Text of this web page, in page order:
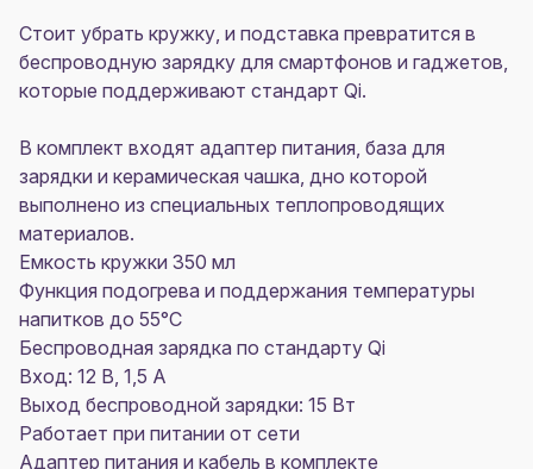
Стоит убрать кружку, и подставка превратится в
беспроводную зарядку для смартфонов и гаджетов,
которые поддерживают стандарт Qi.
В комплект входят адаптер питания, база для
зарядки и керамическая чашка, дно которой
выполнено из специальных теплопроводящих
материалов.
Емкость кружки 350 мл
Функция подогрева и поддержания температуры
напитков до 55°C
Беспроводная зарядка по стандарту Qi
Вход: 12 В, 1,5 А
Выход беспроводной зарядки: 15 Вт
Работает при питании от сети
Адаптер питания и кабель в комплекте